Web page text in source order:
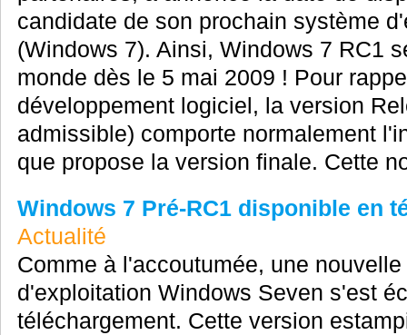
candidate de son prochain système
(Windows 7). Ainsi, Windows 7 RC1
monde dès le 5 mai 2009 ! Pour
développement logiciel, la version
admissible) comporte normalement
que propose la version finale. Cette
Windows 7 Pré-RC1 disponible en
Actualité
Comme à l'accoutumée, une
d'exploitation Windows Seven s'est
téléchargement. Cette version